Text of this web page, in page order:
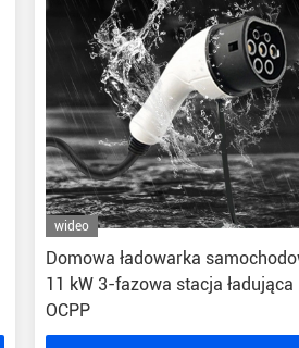
wideo
Domowa ładowarka
11 kW 3-fazowa stacja ładująca
OCPP